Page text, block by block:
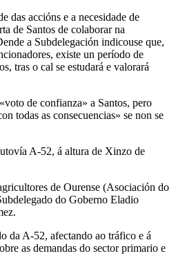
das accións e a necesidade de
de Santos de colaborar na
a Subdelegación indicouse que,
existe un período de
tras o cal se estudará e valorará
de confianza» a Santos, pero
todas as consecuencias» se non se
A-52, á altura de Xinzo de
de Ourense (Asociación do
do Goberno Eladio
da A-52, afectando ao tráfico e á
as demandas do sector primario e